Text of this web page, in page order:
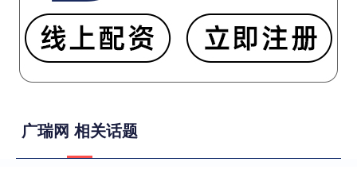
广瑞网 相关话题